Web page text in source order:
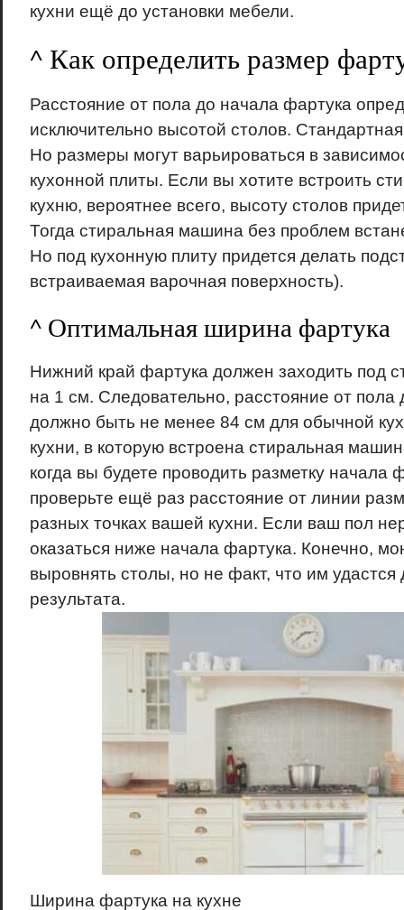
кухни ещё до установки мебели.
^ Как определить размер
Расстояние от пола до начала фартука
исключительно высотой столов.
Но размеры могут варьироваться в
кухонной плиты. Если вы хотите встроить
кухню, вероятнее всего, высоту столов
Тогда стиральная машина без проблем
Но под кухонную плиту придется делать
встраиваемая варочная поверхность).
^ Оптимальная ширина фартука
Нижний край фартука должен заходить под
на 1 см. Следовательно, расстояние от пола
должно быть не менее 84 см для обычной
кухни, в которую встроена стиральная
когда вы будете проводить разметку начала
проверьте ещё раз расстояние от линии
разных точках вашей кухни. Если ваш пол
оказаться ниже начала фартука. Конечно,
выровнять столы, но не факт, что им удастся
результата.
Ширина фартука на кухне